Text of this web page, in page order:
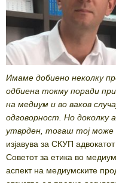
Имаме добиено неколку
одбиена токму поради
на медиум и во ваков
одговорност. Но
утврден, тогаш тој може
изјавува за СКУП адвокатот
Советот за етика во
аспект на медиумските